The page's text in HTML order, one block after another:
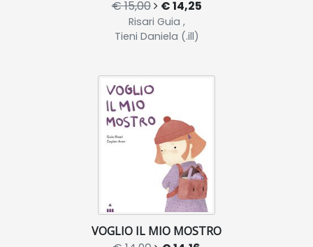
€ 15,00 € 14,25
Risari Guia ,
Tieni Daniela (.ill)
VOGLIO IL MIO MOSTRO